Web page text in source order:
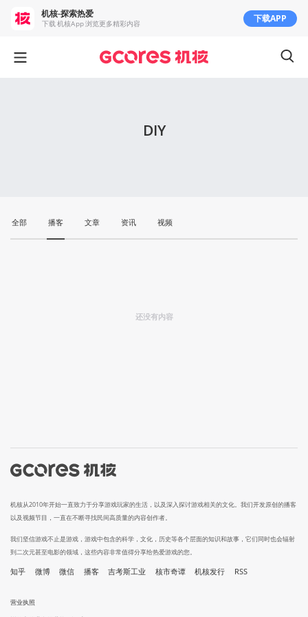
DIY
全部 播客 文章 资讯 视频
还没有内容
机核从2010年开始一直致力于分享游戏玩家的生活，以及深入探讨游戏相关的文化。我们开发原创的播客
以及视频节目，一直在不断寻找民间高质量的内容创作者。
我们坚信游戏不止是游戏，游戏中包含的科学，文化，历史等各个层面的知识和故事，它们同时也会辐射
到二次元甚至电影的领域，这些内容非常值得分享给热爱游戏的您。
知乎 微博 微信 播客 吉考斯工业 核市奇谭 机核发行 RSS
营业执照
机核-探索热爱
下载 机核App 浏览更多精彩内容 下载APP